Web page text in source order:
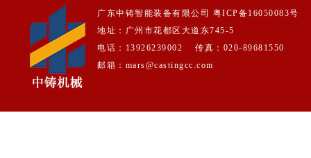
广东中铸智能装备有限公司 粤ICP备16050083号
地址：广州市花都区大道东745-5
电话：13926239002 传真：020-89681550
邮箱：mars@castingcc.com